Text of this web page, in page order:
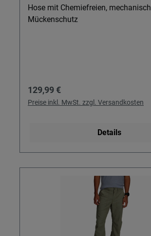
Hose mit Chemiefreien,
Mückenschutz
Regulärer Preis:
129,99 €
Preise inkl. MwSt. zzgl. Versandkosten
Details